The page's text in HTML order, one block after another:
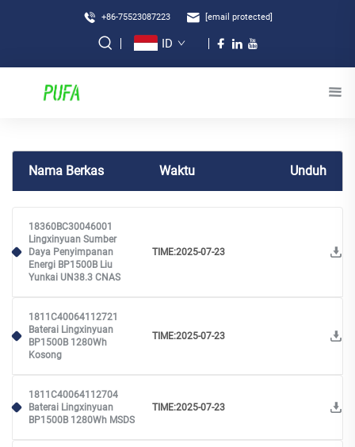
+86-75523087223 [email protected]
ID
Nama Berkas Waktu Unduh
18360BC30046001
Lingxinyuan Sumber
Daya Penyimpanan
Energi BP1500B Liu
Yunkai UN38.3 CNAS
TIME:2025-07-23
1811C40064112721
Baterai Lingxinyuan
BP1500B 1280Wh
Kosong
TIME:2025-07-23
1811C40064112704
Baterai Lingxinyuan
BP1500B 1280Wh MSDS
TIME:2025-07-23